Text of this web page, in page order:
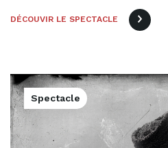
DÉCOUVIR LE SPECTACLE
Spectacle